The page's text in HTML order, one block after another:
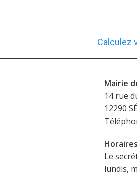
Calculez
Mairie
14 rue
12290
Le
lundis,